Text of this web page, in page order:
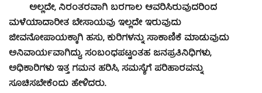
ಅಲ್ಲದೇ, ನಿರಂತರವಾಗಿ ಬರಗಾಲ ಆವರಿಸಿರುವುದರಿಂದ
ಮಳೆಯಾದಾರೀತ ಬೇಸಾಯವು ಇಲ್ಲದೇ ಇರುವುದು
ಜೀವನೋಪಾಯಕ್ಕಾಗಿ ಹಸು, ಕುರಿಗಳನ್ನು ಸಾಕಾಣಿಕೆ ಮಾಡುವುದು
ಅನಿವಾರ್ಯವಾಗಿದ್ದು, ಸಂಬಂಧಪಟ್ಟಂತಹ ಜನಪ್ರತಿನಿಧಿಗಳು,
ಅಧಿಕಾರಿಗಳು ಇತ್ತ ಗಮನ ಹರಿಸಿ, ಸಮಸ್ಯೆಗೆ ಪರಿಹಾರವನ್ನು
ಸೂಚಿಸಬೇಕೆಂದು ಹೇಳಿದರು.